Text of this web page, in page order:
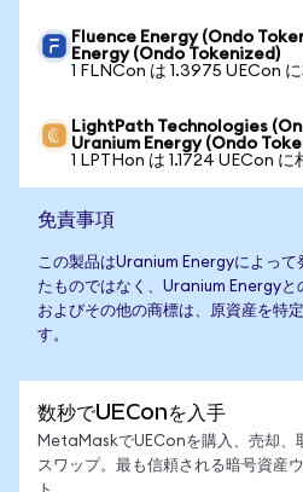
Fluence Energy (Ondo
Energy (Ondo Tokenized)
1 FLNCon は 1.3975 UECon
LightPath Technologies
Uranium Energy (Ondo
1 LPTHon は 1.1724 UECon に
免責事項
この製品はUranium Energyによって
たものではなく、Uranium Energyと
およびその他の商標は、原資産を特
す。
数秒でUEConを入手
MetaMaskでUEConを購入、売却、
スワップ。最も信頼される暗号資産